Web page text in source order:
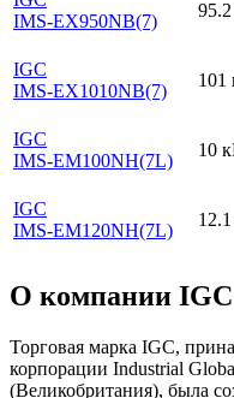
IMS-EX950NB(7)
IGC
IMS-EX1010NB(7)
101
IGC
IMS-EM100NH(7L)
10
IGC
IMS-EM120NH(7L)
О компании IGC
Торговая марка IGC,
корпорации Industrial
(Великобритания), была